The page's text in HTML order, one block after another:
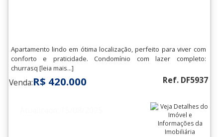
Apartamento lindo em ótima localização, perfeito para viver com
conforto e praticidade. Condomínio com lazer completo:
churrasq [leia mais...]
Venda:R$ 420.000 Ref. DF5937